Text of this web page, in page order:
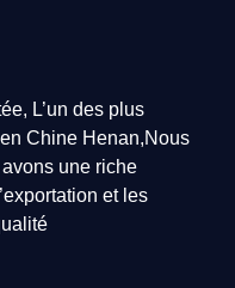
L’un des plus
Chine Henan,Nous
une riche
et les